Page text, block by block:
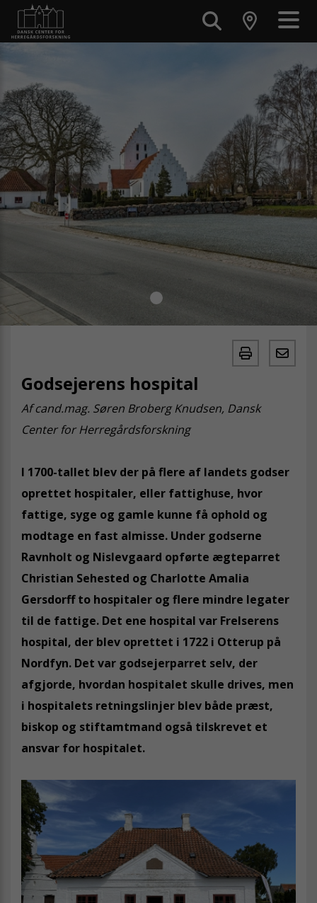
Godsejerens hospital
Af cand.mag. Søren Broberg Knudsen, Dansk
Center for Herregårdsforskning
I 1700-tallet blev der på flere af landets godser
oprettet hospitaler, eller fattighuse, hvor
fattige, syge og gamle kunne få ophold og
modtage en fast almisse. Under godserne
Ravnholt og Nislevgaard opførte ægteparret
Christian Sehested og Charlotte Amalia
Gersdorff to hospitaler og flere mindre legater
til de fattige. Det ene hospital var Frelserens
hospital, der blev oprettet i 1722 i Otterup på
Nordfyn. Det var godsejerparret selv, der
afgjorde, hvordan hospitalet skulle drives, men
i hospitalets retningslinjer blev både præst,
biskop og stiftamtmand også tilskrevet et
ansvar for hospitalet.